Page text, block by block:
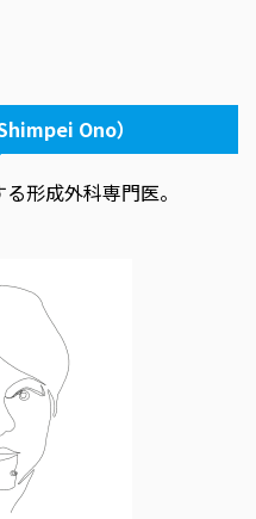
Ono）
形成外科専門医。